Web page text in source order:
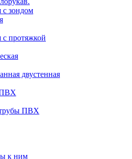
зондом
протяжкой
двустенная
ПВХ
трубы ПВХ
к ним